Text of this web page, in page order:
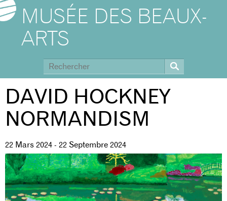
MUSÉE DES BEAUX-
ARTS
DAVID HOCKNEY
NORMANDISM
22 Mars 2024- 22 Septembre 2024